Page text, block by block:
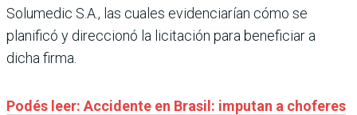
Solumedic S.A., las cuales evidenciarían cómo se
planificó y direccionó la licitación para beneficiar a
dicha firma.
Podés leer: Accidente en Brasil: imputan a choferes